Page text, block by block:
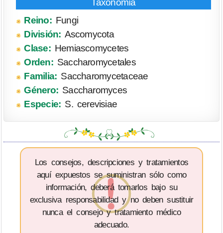
Reino:Fungi
División: Ascomycota
Clase:Hemiascomycetes
Orden:Saccharomycetales
Familia: Saccharomycetaceae
Género: Saccharomyces
Especie: S. cerevisiae
Los consejos, descripciones y tratamientos
aquí expuestos se suministran sólo como
información, deberá tomarlos bajo su
exclusiva responsabilidad y no deben sustituir
nunca el consejo y tratamiento médico
adecuado.